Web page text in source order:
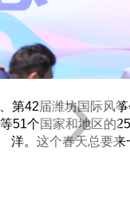
第42届潍坊国际风
51个国家和地区的
洋。这个春天总要